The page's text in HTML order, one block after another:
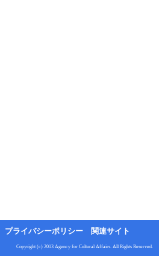
プライバシーポリシー 関連サイト
Copyright (c) 2013 Agency for Cultural Affairs. All Rights Reserved.